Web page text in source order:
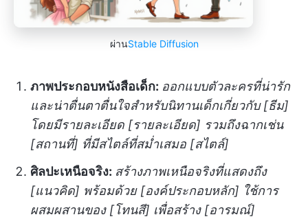
ผ่านStable Diffusion
ภาพประกอบหนังสือเด็ก: ออกแบบตัวละครที่น่ารัก
และน่าตื่นตาตื่นใจสำหรับนิทานเด็กเกี่ยวกับ [ธีม]
โดยมีรายละเอียด [รายละเอียด] รวมถึงฉากเช่น
[สถานที่] ที่มีสไตล์ที่สม่ำเสมอ [สไตล์]
ศิลปะเหนือจริง: สร้างภาพเหนือจริงที่แสดงถึง
[แนวคิด] พร้อมด้วย [องค์ประกอบหลัก] ใช้การ
ผสมผสานของ [โทนสี] เพื่อสร้าง [อารมณ์]